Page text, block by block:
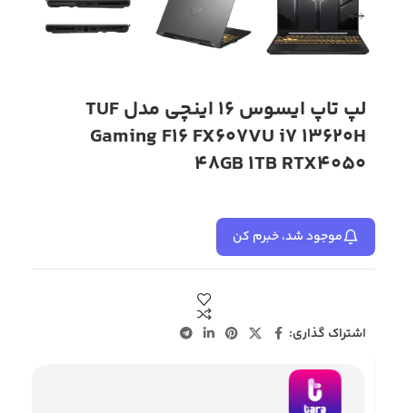
لپ تاپ ایسوس 16 اینچی مدل TUF
Gaming F16 FX607VU i7 13620H
48GB 1TB RTX4050
موجود شد، خبرم کن
اشتراک گذاری: